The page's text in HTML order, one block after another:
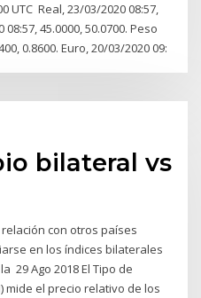
UTC Real, 23/03/2020 08:57,
45.0000, 50.0700. Peso
0.8600. Euro, 20/03/2020 09:
bilateral vs
con otros países
en los índices bilaterales
29 Ago 2018 El Tipo de
mide el precio relativo de los